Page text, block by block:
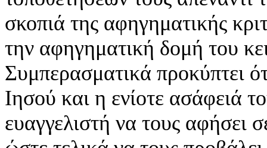
σκοπιά της αφηγηματικής
την αφηγηματική δομή του
Συμπερασματικά προκύπτει
Ιησού και η ενίοτε ασάφειά
ευαγγελιστή να τους αφήσει